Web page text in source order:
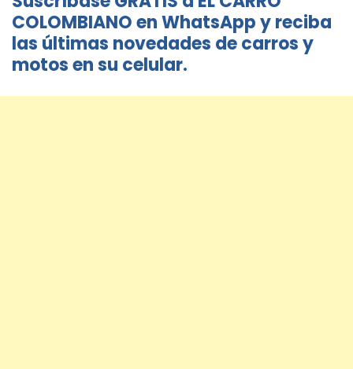
COLOMBIANO en WhatsApp y reciba
las últimas novedades de carros y
motos en su celular.